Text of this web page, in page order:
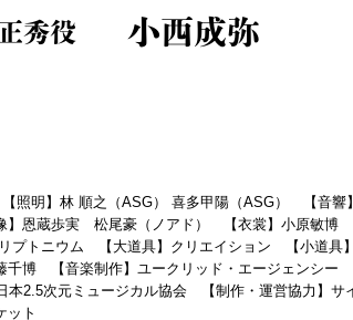
秀役 小西成弥
照明】林 順之（ASG） 喜多甲陽（ASG） 【音響
】恩蔵歩実 松尾豪（ノアド） 【衣裳】小原敏
プトニウム 【大道具】クリエイション 【小道
博 【音楽制作】ユークリッド・エージェンシ
2.5次元ミュージカル協会 【制作・運営協力】
ット